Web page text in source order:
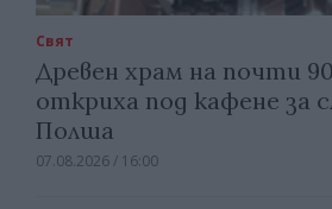
Свят
Древен храм на почти
откриха под кафене за
Полша
07.08.2026 / 16:00